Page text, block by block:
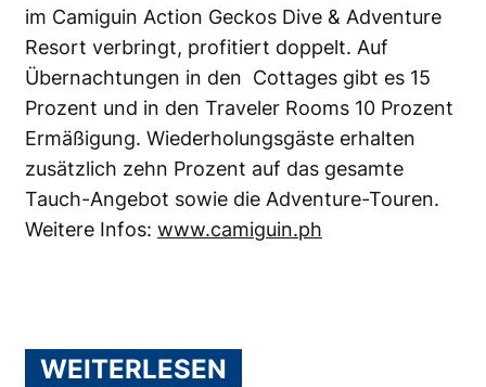
im Camiguin Action Geckos Dive & Adventure
Resort verbringt, profitiert doppelt. Auf
Übernachtungen in den Cottages gibt es 15
Prozent und in den Traveler Rooms 10 Prozent
Ermäßigung. Wiederholungsgäste erhalten
zusätzlich zehn Prozent auf das gesamte
Tauch-Angebot sowie die Adventure-Touren.
Weitere Infos: www.camiguin.ph
WEITERLESEN